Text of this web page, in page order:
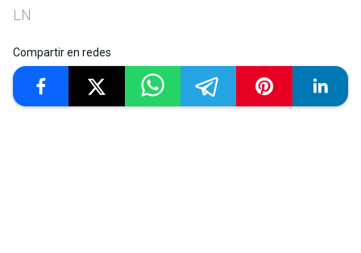
LN
Compartir en redes